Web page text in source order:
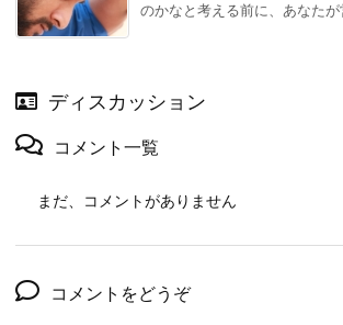
のかなと考える前に、あなた
ディスカッション
コメント一覧
まだ、コメントがありません
コメントをどうぞ